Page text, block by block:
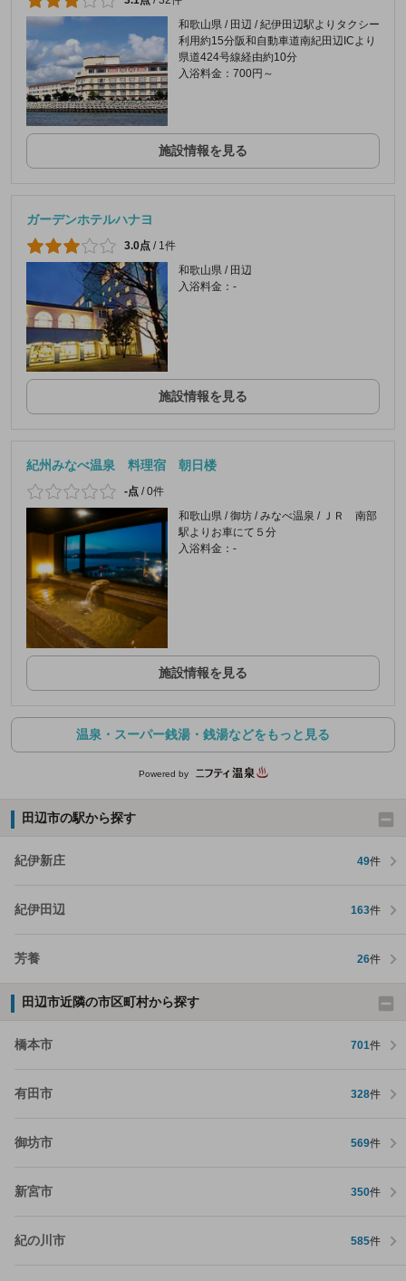
和歌山県 / 田辺 / 紀伊田辺駅よりタクシー
利用約15分阪和自動車道南紀田辺ICより
県道424号線経由約10分
入浴料金：700円～
施設情報を見る
ガーデンホテルハナヨ
3.0点 / 1件
和歌山県 / 田辺
入浴料金：-
施設情報を見る
紀州みなべ温泉 料理宿 朝日楼
-点 /0件
和歌山県 / 御坊 / みなべ温泉 / ＪＲ 南部
駅よりお車にて５分
入浴料金：-
施設情報を見る
温泉・スーパー銭湯・銭湯などをもっと見る
Powered by
田辺市の駅から探す
紀伊新庄 49件
紀伊田辺 163件
芳養 26件
田辺市近隣の市区町村から探す
橋本市 701件
有田市 328件
御坊市 569件
新宮市 350件
紀の川市 585件